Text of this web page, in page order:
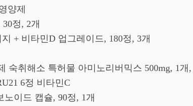
양제
정, 2개
+ 비타민D 업그레이드, 180정, 3개
숙취해소 특허물 아미노리버믹스 500mg, 1개,
6정 비타민C
이드 캡슐, 90정, 1개